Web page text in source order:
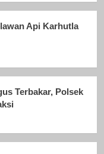
Api Karhutla
Terbakar, Polsek